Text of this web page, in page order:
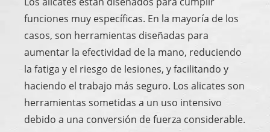
funciones muy específicas. En la mayoría de los
casos, son herramientas diseñadas para
aumentar la efectividad de la mano, reduciendo
la fatiga y el riesgo de lesiones, y facilitando y
haciendo el trabajo más seguro. Los alicates son
herramientas sometidas a un uso intensivo
debido a una conversión de fuerza considerable.